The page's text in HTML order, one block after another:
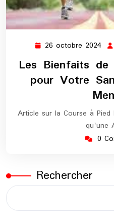
26 octobre 2024 26
Les Bienfaits
pour Votre
Article sur la Course à
qu'une
0
Rechercher